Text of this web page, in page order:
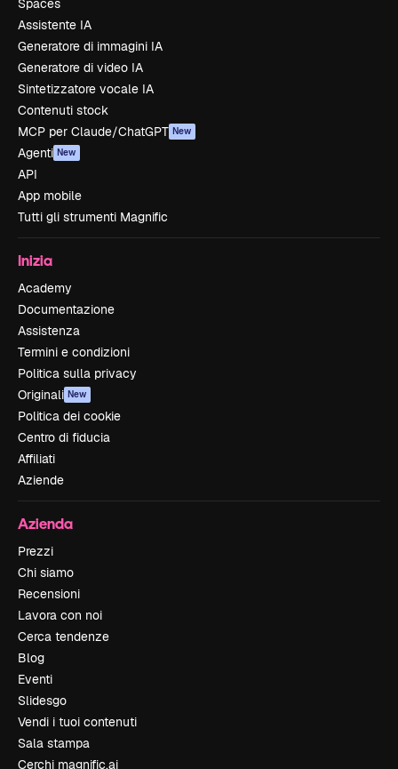
Spaces
Assistente IA
Generatore di immagini IA
Generatore di video IA
Sintetizzatore vocale IA
Contenuti stock
MCP per Claude/ChatGPT New
Agenti New
API
App mobile
Tutti gli strumenti Magnific
Inizia
Academy
Documentazione
Assistenza
Termini e condizioni
Politica sulla privacy
Originali New
Politica dei cookie
Centro di fiducia
Affiliati
Aziende
Azienda
Prezzi
Chi siamo
Recensioni
Lavora con noi
Cerca tendenze
Blog
Eventi
Slidesgo
Vendi i tuoi contenuti
Sala stampa
Cerchi magnific.ai